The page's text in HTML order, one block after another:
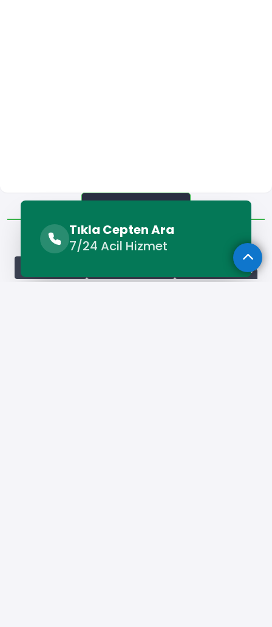
Tıkla Cepten Ara
7/24 Acil Hizmet
Diğer Lokasyonlar
Diğer Lokasyonlar
Afyonkarahisar